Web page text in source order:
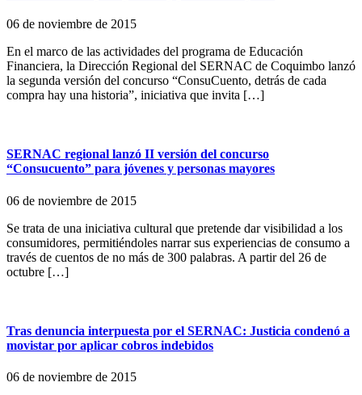
06 de noviembre de 2015
En el marco de las actividades del programa de Educación
Financiera, la Dirección Regional del SERNAC de Coquimbo lanzó
la segunda versión del concurso “ConsuCuento, detrás de cada
compra hay una historia”, iniciativa que invita […]
SERNAC regional lanzó II versión del concurso
“Consucuento” para jóvenes y personas mayores
06 de noviembre de 2015
Se trata de una iniciativa cultural que pretende dar visibilidad a los
consumidores, permitiéndoles narrar sus experiencias de consumo a
través de cuentos de no más de 300 palabras. A partir del 26 de
octubre […]
Tras denuncia interpuesta por el SERNAC: Justicia condenó a
movistar por aplicar cobros indebidos
06 de noviembre de 2015